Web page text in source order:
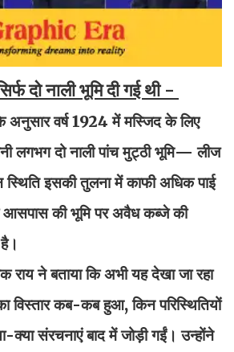
दो नाली भूमि दी गई थी -
अनुसार वर्ष 1924 में मस्जिद के लिए
लगभग दो नाली पांच मुट्ठी भूमि— लीज
स्थिति इसकी तुलना में काफी अधिक पाई
की भूमि पर अवैध कब्जे की
राय ने बताया कि अभी यह देखा जा रहा
विस्तार कब-कब हुआ, किन परिस्थितियों
क्या संरचनाएं बाद में जोड़ी गईं। उन्होंने